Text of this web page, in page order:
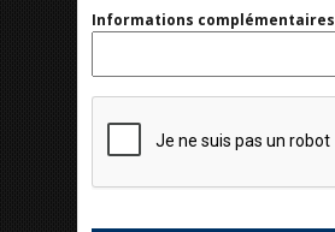
Informations complémentaires